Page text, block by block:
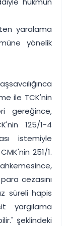
yaralama
yönelik
ile TCK'nin
gereğince,
125/1-4
istemiyle
251/1.
cezasını
süreli hapis
yargılama
şeklindeki